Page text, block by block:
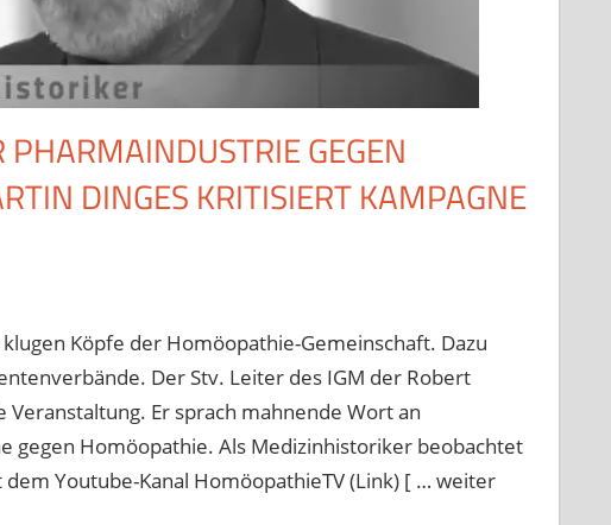
PHARMAINDUSTRIE GEGEN
DINGES KRITISIERT KAMPAGNE
Köpfe der Homöopathie-Gemeinschaft. Dazu
Der Stv. Leiter des IGM der Robert
Er sprach mahnende Wort an
gegen Homöopathie. Als Medizinhistoriker beobachtet
Youtube-Kanal HomöopathieTV (Link) [ … weiter